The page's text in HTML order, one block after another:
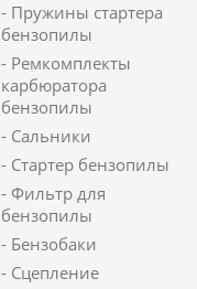
- Пружины стартера
бензопилы
- Ремкомплекты
карбюратора
бензопилы
- Сальники
- Стартер бензопилы
- Фильтр для
бензопилы
- Бензобаки
- Сцепление